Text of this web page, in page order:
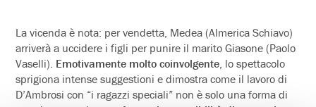
La vicenda è nota: per vendetta, Medea (Almerica Schiavo)
arriverà a uccidere i figli per punire il marito Giasone (Paolo
Vaselli). Emotivamente molto coinvolgente , lo spettacolo
sprigiona intense suggestioni e dimostra come il lavoro di
D’Ambrosi con “i ragazzi speciali” non è solo una forma di